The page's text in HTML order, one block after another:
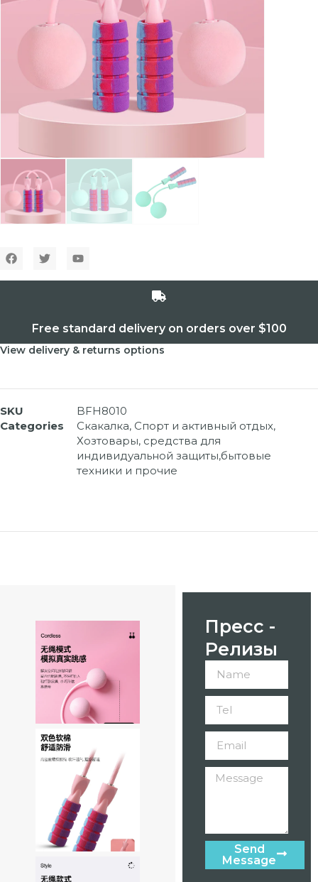
Free standard delivery on orders over $100
View delivery & returns options
SKU
BFH8010
Categories
Скакалка, Спорт и активный отдых,
Хозтовары, средства для
индивидуальной защиты,бытовые
техники и прочие
Пресс -
Релизы
Send
Message